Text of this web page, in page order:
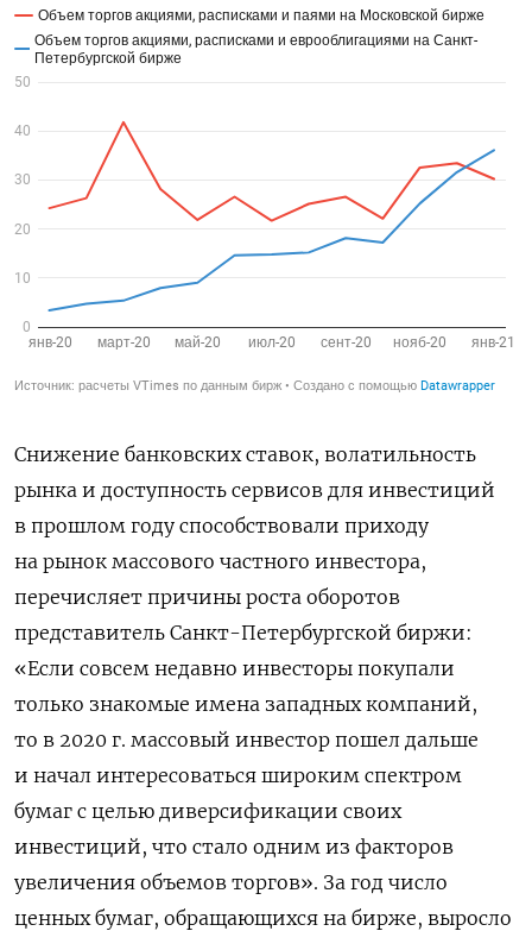
Снижение банковских ставок, волатильность
рынка и доступность сервисов для инвестиций
в прошлом году способствовали приходу
на рынок массового частного инвестора,
перечисляет причины роста оборотов
представитель Санкт-Петербургской биржи:
«Если совсем недавно инвесторы покупали
только знакомые имена западных компаний,
то в 2020 г. массовый инвестор пошел дальше
и начал интересоваться широким спектром
бумаг с целью диверсификации своих
инвестиций, что стало одним из факторов
увеличения объемов торгов». За год число
ценных бумаг, обращающихся на бирже, выросло